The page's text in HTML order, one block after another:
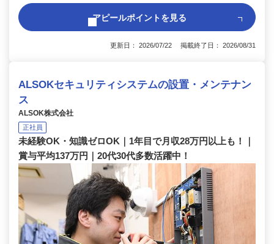
アピールポイントを見る
更新日： 2026/07/22 掲載終了日： 2026/08/31
ALSOKセキュリティシステムの設置・メンテナン
ス
ALSOK株式会社
正社員
未経験OK・知識ゼロOK｜1年目で月収28万円以上も！｜
賞与平均137万円｜20代30代多数活躍中！